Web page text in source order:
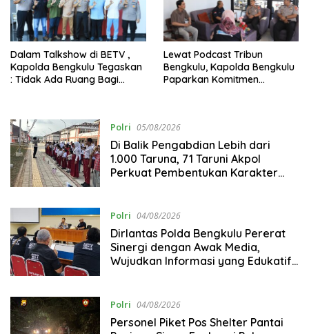
Dalam Talkshow di BETV ,
Kapolda Bengkulu Tegaskan
: Tidak Ada Ruang Bagi
Lewat Podcast Tribun
Bengkulu, Kapolda Bengkulu
Paparkan Komitmen
Polri 05/08/2026
Di Balik Pengabdian Lebih dari
1.000 Taruna, 71 Taruni Akpol
Perkuat Pembentukan Karakter
Polri 04/08/2026
Dirlantas Polda Bengkulu Pererat
Sinergi dengan Awak Media,
Wujudkan Informasi yang Edukatif
Polri 04/08/2026
Personel Piket Pos Shelter Pantai